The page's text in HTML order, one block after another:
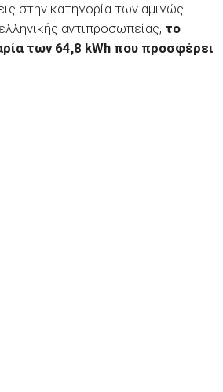
στην κατηγορία των αμιγώς
αντιπροσωπείας, το
των 64,8 kWh που προσφέρει